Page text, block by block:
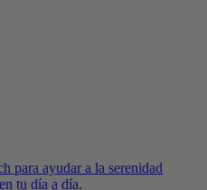
para ayudar a la serenidad
tu día a día.